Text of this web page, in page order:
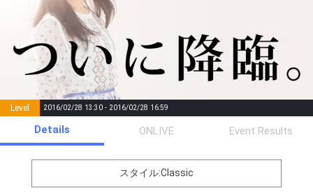
Level 2016/02/28 13:30 - 2016/02/28 16:59
Points List of Goal
number of
positions
Rema
Event Begins!
まゆゆの夢を1つ叶えます
Details ONLIVE Event Results
スタイル:Classic